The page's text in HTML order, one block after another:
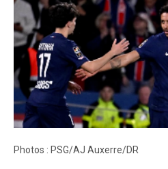
Photos : PSG/AJ Auxerre/DR